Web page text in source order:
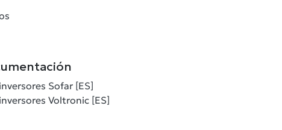
Sofar [ES]
Voltronic [ES]